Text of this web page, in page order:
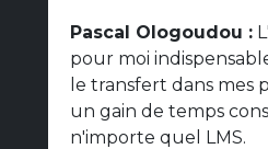
Pascal Ologoudou :
pour moi
le transfert dans mes
un gain de temps
n'importe quel LMS.